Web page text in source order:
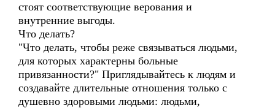
стоят соответствующие верования и
внутренние выгоды.
Что делать?
"Что делать, чтобы реже связываться людьми,
для которых характерны больные
привязанности?" Приглядывайтесь к людям и
создавайте длительные отношения только с
душевно здоровыми людьми: людьми,